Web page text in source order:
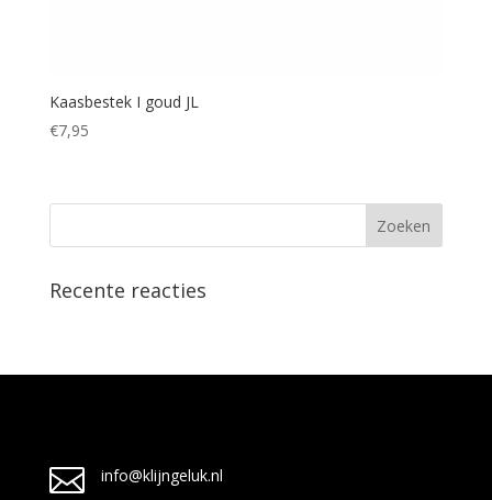
Kaasbestek I goud JL
€7,95
Recente reacties
 info@klijngeluk.nl